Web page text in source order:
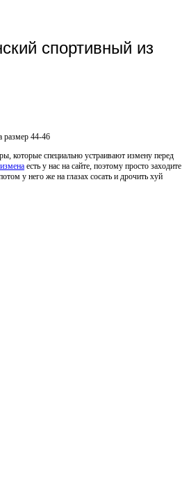
спортивный из
размер 44-46
которые специально устраивают измену перед
есть у нас на сайте, поэтому просто заходите
у него же на глазах сосать и дрочить хуй